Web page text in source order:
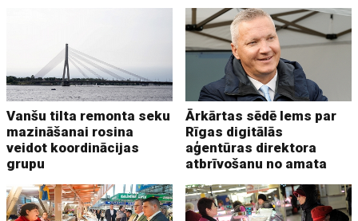
Vanšu tilta remonta seku
mazināšanai rosina
veidot koordinācijas
grupu
Ārkārtas sēdē lems par
Rīgas digitālās
aģentūras direktora
atbrīvošanu no amata